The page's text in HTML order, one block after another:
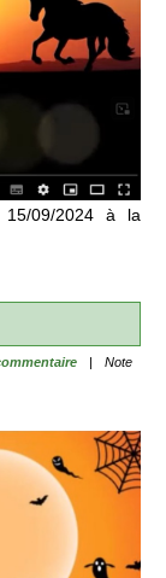
09/2024 à la
| Note